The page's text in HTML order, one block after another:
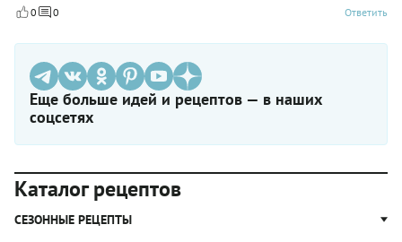
0 0 Ответить
Еще больше идей и рецептов — в наших
соцсетях
Каталог рецептов
СЕЗОННЫЕ РЕЦЕПТЫ